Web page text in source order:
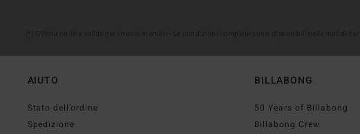
AIUTO
Stato dell’ordine
Spedizione
BILLABONG
50 Years of Billabong
Billabong Crew